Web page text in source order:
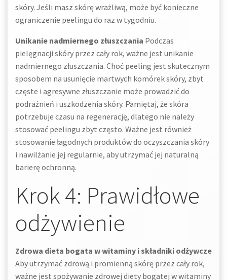
skóry. Jeśli masz skórę wrażliwą, może być konieczne
ograniczenie peelingu do raz w tygodniu.
Unikanie nadmiernego złuszczania Podczas
pielęgnacji skóry przez cały rok, ważne jest unikanie
nadmiernego złuszczania. Choć peeling jest skutecznym
sposobem na usunięcie martwych komórek skóry, zbyt
częste i agresywne złuszczanie może prowadzić do
podrażnień i uszkodzenia skóry. Pamiętaj, że skóra
potrzebuje czasu na regenerację, dlatego nie należy
stosować peelingu zbyt często. Ważne jest również
stosowanie łagodnych produktów do oczyszczania skóry
i nawilżanie jej regularnie, aby utrzymać jej naturalną
barierę ochronną.
Krok 4: Prawidłowe
odżywienie
Zdrowa dieta bogata w witaminy i składniki odżywcze
Aby utrzymać zdrową i promienną skórę przez cały rok,
ważne jest spożywanie zdrowej diety bogatej w witaminy